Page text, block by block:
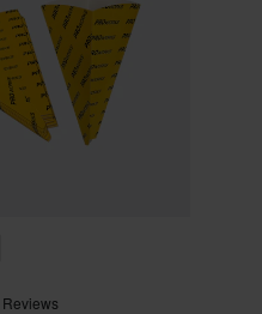
Reviews